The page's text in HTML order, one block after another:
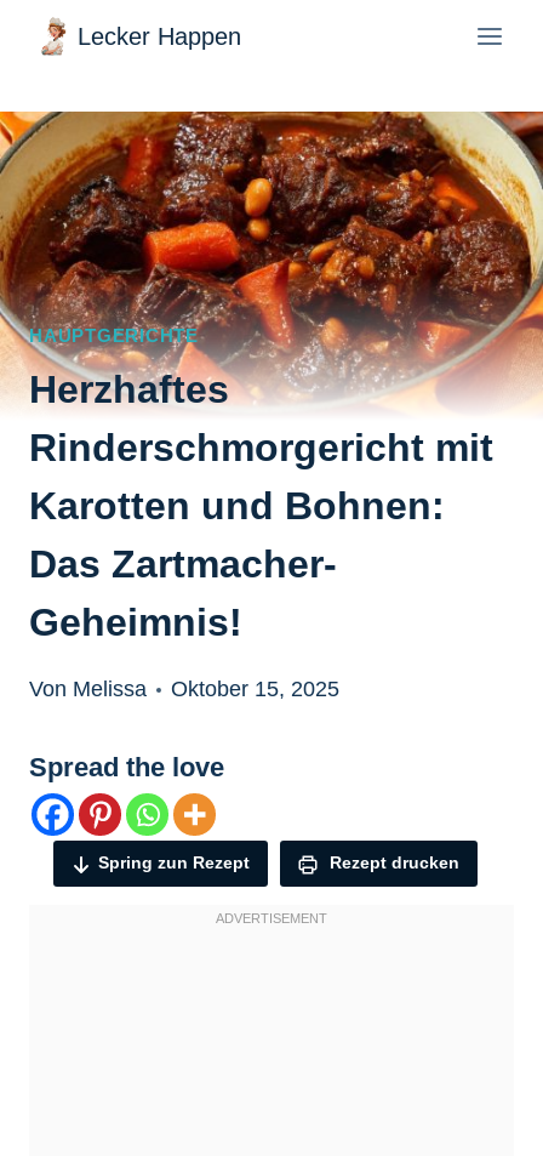
Zum
Inhalt
springen
Lecker Happen
HAUPTGERICHTE
Herzhaftes
Rinderschmorgericht mit
Karotten und Bohnen:
Das Zartmacher-
Geheimnis!
Von Melissa Oktober 15, 2025
Spread the love
Spring zun Rezept Rezept drucken